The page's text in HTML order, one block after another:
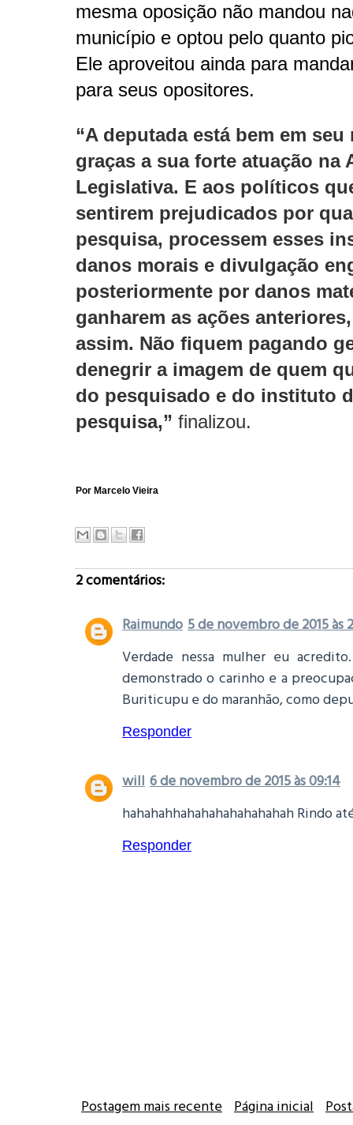
mesma oposição não mandou
município e optou pelo quanto
Ele aproveitou ainda para
para seus opositores.
“A deputada está bem em
graças a sua forte atuação na
Legislativa. E aos políticos
sentirem prejudicados por
pesquisa, processem esses
danos morais e divulgação
posteriormente por danos
ganharem as ações
assim. Não fiquem pagando
denegrir a imagem de quem
do pesquisado e do instituto
pesquisa,” finalizou.
Por Marcelo Vieira
2 comentários:
Raimundo 5 de novembro de 2015 às
Verdade nessa mulher eu
demonstrado o carinho e a
Buriticupu e do maranhão, como
Responder
will 6 de novembro de 2015 às 09:14
hahahahhahahahahahahahah Rindo
Responder
Postagem mais recente Página inicial